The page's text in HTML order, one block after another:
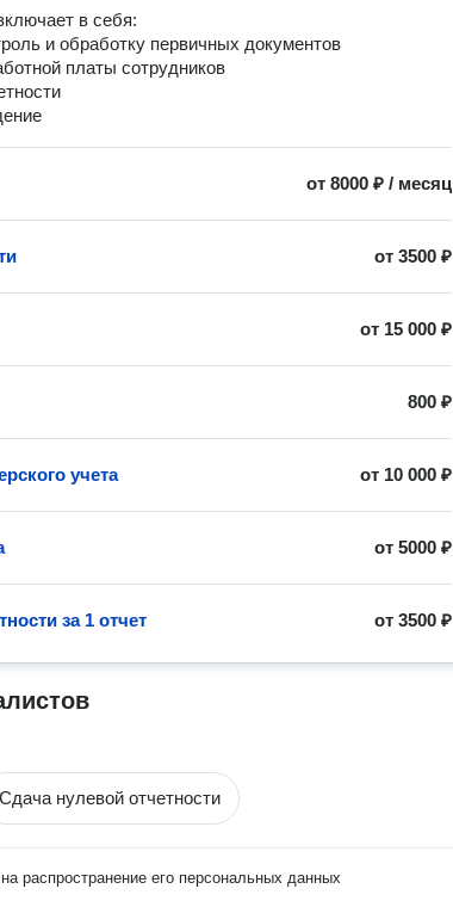
в себя:
и обработку первичных документов
платы сотрудников
от8000 ₽ / месяц
от3500 ₽
от 15 000 ₽
800 ₽
от 10 000 ₽
учета
от5000 ₽
от3500 ₽
за 1 отчет
Сдача нулевой отчетности
распространение его персональных данных